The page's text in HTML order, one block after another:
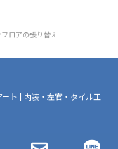
ロアの張り替え
ト | 内装・左官・タイル工